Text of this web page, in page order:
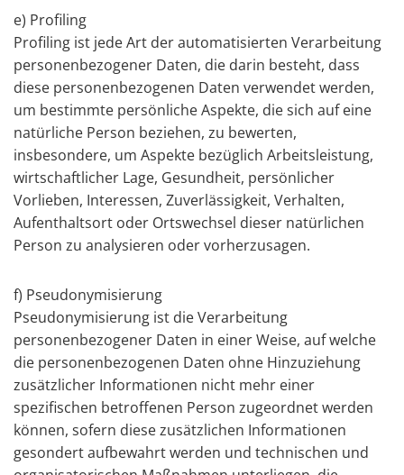
e) Profiling
Profiling ist jede Art der automatisierten Verarbeitung
personenbezogener Daten, die darin besteht, dass
diese personenbezogenen Daten verwendet werden,
um bestimmte persönliche Aspekte, die sich auf eine
natürliche Person beziehen, zu bewerten,
insbesondere, um Aspekte bezüglich Arbeitsleistung,
wirtschaftlicher Lage, Gesundheit, persönlicher
Vorlieben, Interessen, Zuverlässigkeit, Verhalten,
Aufenthaltsort oder Ortswechsel dieser natürlichen
Person zu analysieren oder vorherzusagen.
f) Pseudonymisierung
Pseudonymisierung ist die Verarbeitung
personenbezogener Daten in einer Weise, auf welche
die personenbezogenen Daten ohne Hinzuziehung
zusätzlicher Informationen nicht mehr einer
spezifischen betroffenen Person zugeordnet werden
können, sofern diese zusätzlichen Informationen
gesondert aufbewahrt werden und technischen und